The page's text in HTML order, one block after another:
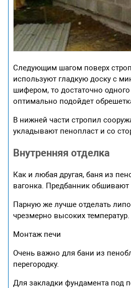
Следующим шагом поверх
используют гладкую доску с
шифером, то достаточно
оптимально подойдет
В нижней части стропил
укладывают пенопласт и со
Внутренняя отделка
Как и любая другая, баня из
вагонка. Предбанник
Парную же лучше отделать
чрезмерно высоких температур.
Монтаж печи
Очень важно для бани из
перегородку.
Для закладки фундамента под